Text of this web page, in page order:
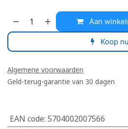
Aan
Koop nu
Algemene voorwaarden
Geld-terug-garantie van 30 dagen
EAN code: 5704002007566